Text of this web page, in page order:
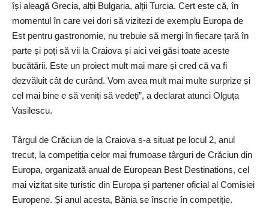
își aleagă Grecia, alții Bulgaria, alții Turcia. Cert este că, în
momentul în care vei dori să vizitezi de exemplu Europa de
Est pentru gastronomie, nu trebuie să mergi în fiecare țară în
parte și poți să vii la Craiova și aici vei găsi toate aceste
bucătării. Este un proiect mult mai mare și cred că va fi
dezvăluit cât de curând. Vom avea mult mai multe surprize și
cel mai bine e să veniți să vedeți”, a declarat atunci Olguța
Vasilescu.
Târgul de Crăciun de la Craiova s-a situat pe locul 2, anul
trecut, la competiția celor mai frumoase târguri de Crăciun din
Europa, organizată anual de European Best Destinations, cel
mai vizitat site turistic din Europa și partener oficial al Comisiei
Europene. Și anul acesta, Bănia se înscrie în competiție.